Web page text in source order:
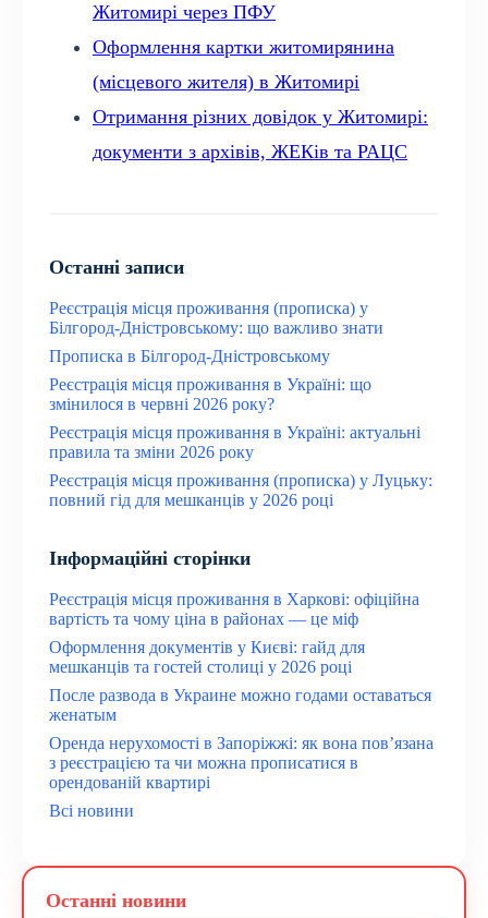
Житомирі через ПФУ
Оформлення картки житомирянина
(місцевого жителя) в Житомирі
Отримання різних довідок у Житомирі:
документи з архівів, ЖЕКів та РАЦС
Останні записи
Реєстрація місця проживання (прописка) у
Білгород-Дністровському: що важливо знати
Прописка в Білгород-Дністровському
Реєстрація місця проживання в Україні: що
змінилося в червні 2026 року?
Реєстрація місця проживання в Україні: актуальні
правила та зміни 2026 року
Реєстрація місця проживання (прописка) у Луцьку:
повний гід для мешканців у 2026 році
Інформаційні сторінки
Реєстрація місця проживання в Харкові: офіційна
вартість та чому ціна в районах — це міф
Оформлення документів у Києві: гайд для
мешканців та гостей столиці у 2026 році
После развода в Украине можно годами оставаться
женатым
Оренда нерухомості в Запоріжжі: як вона пов’язана
з реєстрацією та чи можна прописатися в
орендованій квартирі
Всі новини
Останні новини